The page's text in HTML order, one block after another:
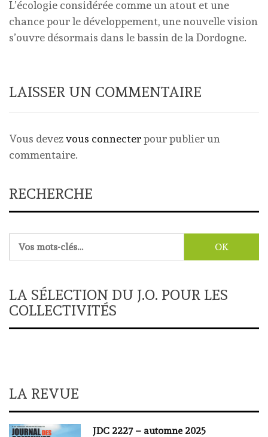
L’écologie considérée comme un atout et une
chance pour le développement, une nouvelle vision
s’ouvre désormais dans le bassin de la Dordogne.
LAISSER UN COMMENTAIRE
Vous devezvous connecterpour publier un
commentaire.
RECHERCHE
LA SÉLECTION DU J.O. POUR LES
COLLECTIVITÉS
LA REVUE
JDC 2227 – automne 2025